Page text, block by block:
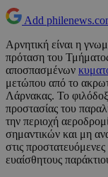
Add
Αρνητική είναι η
πρόταση του
αποσπασμένων
μετώπου από το
Λάρνακας. Το
προστασίας του
την περιοχή
σημαντικών και μη
στις
ευαίσθητους